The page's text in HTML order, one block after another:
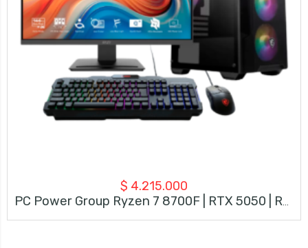
$ 4.215.000
PC Power Group Ryzen 7 8700F | RTX 5050 | RAM 16GB | Kit MSI